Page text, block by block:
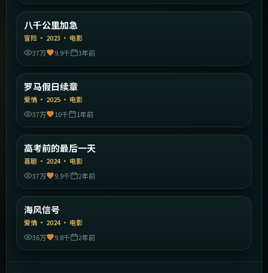
精选
八千公里加急
冒险 · 2023 · 电影
37万
9.9千 3年前
精选
罗马假日续章
爱情 · 2025 · 电影
37万
10千 1年前
精选
高考前的最后一天
喜剧 · 2024· 电影
37万
9.9千 2年前
精选
海风信号
爱情 · 2024· 电影
36万
9.8千 2年前